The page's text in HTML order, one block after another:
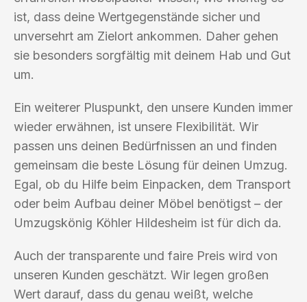
ist, dass deine Wertgegenstände sicher und
unversehrt am Zielort ankommen. Daher gehen
sie besonders sorgfältig mit deinem Hab und Gut
um.
Ein weiterer Pluspunkt, den unsere Kunden immer
wieder erwähnen, ist unsere Flexibilität. Wir
passen uns deinen Bedürfnissen an und finden
gemeinsam die beste Lösung für deinen Umzug.
Egal, ob du Hilfe beim Einpacken, dem Transport
oder beim Aufbau deiner Möbel benötigst – der
Umzugskönig Köhler Hildesheim ist für dich da.
Auch der transparente und faire Preis wird von
unseren Kunden geschätzt. Wir legen großen
Wert darauf, dass du genau weißt, welche